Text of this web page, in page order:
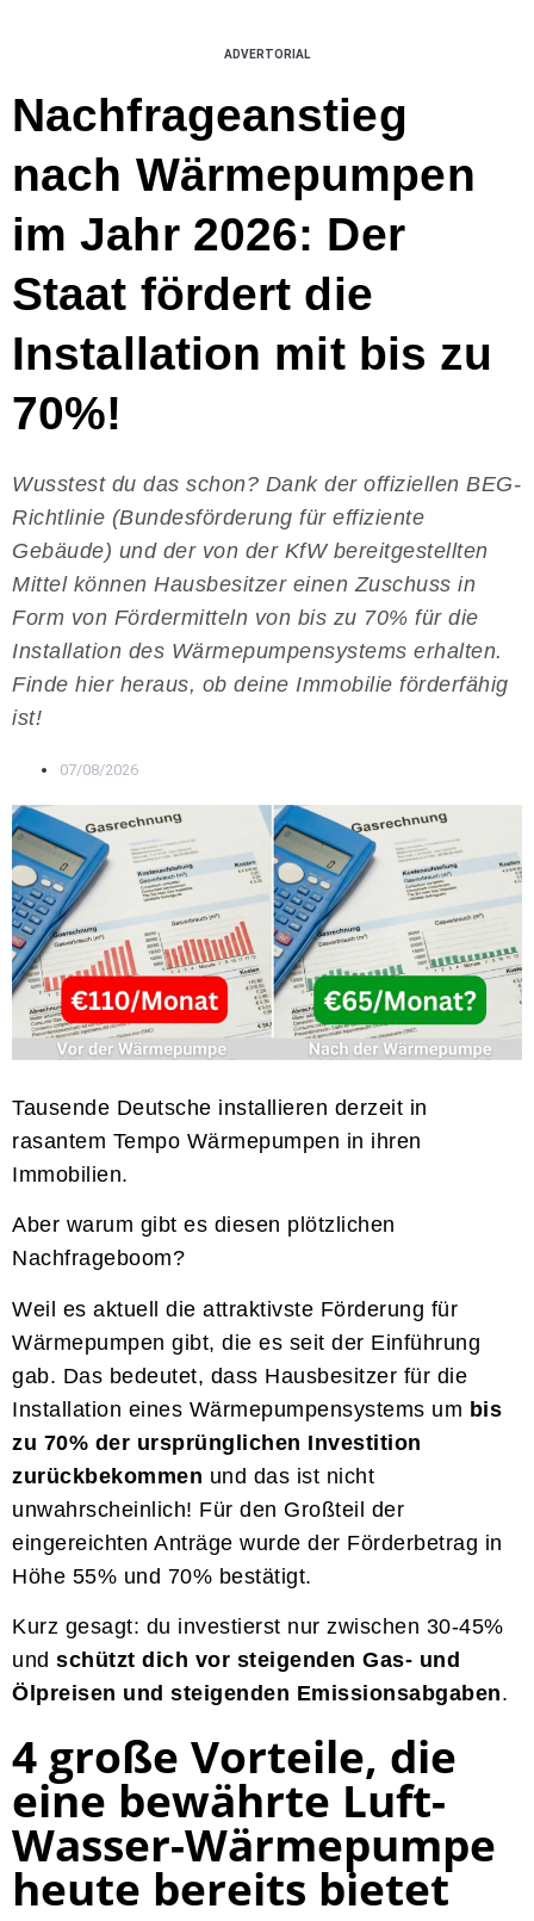
ADVERTORIAL
Nachfrageanstieg
nach Wärmepumpen
im Jahr 2026: Der
Staat fördert die
Installation mit bis zu
70%!
Wusstest du das schon? Dank der offiziellen BEG-
Richtlinie (Bundesförderung für effiziente
Gebäude) und der von der KfW bereitgestellten
Mittel können Hausbesitzer einen Zuschuss in
Form von Fördermitteln von bis zu 70% für die
Installation des Wärmepumpensystems erhalten.
Finde hier heraus, ob deine Immobilie förderfähig
ist!
07/08/2026
Tausende Deutsche installieren derzeit in
rasantem Tempo Wärmepumpen in ihren
Immobilien.
Aber warum gibt es diesen plötzlichen
Nachfrageboom?
Weil es aktuell die attraktivste Förderung für
Wärmepumpen gibt, die es seit der Einführung
gab. Das bedeutet, dass Hausbesitzer für die
Installation eines Wärmepumpensystems um bis
zu 70% der ursprünglichen Investition
zurückbekommen und das ist nicht
unwahrscheinlich! Für den Großteil der
eingereichten Anträge wurde der Förderbetrag in
Höhe 55% und 70% bestätigt.
Kurz gesagt: du investierst nur zwischen 30-45%
und schützt dich vor steigenden Gas- und
Ölpreisen und steigenden Emissionsabgaben.
4 große Vorteile, die
eine bewährte Luft-
Wasser-Wärmepumpe
heute bereits bietet